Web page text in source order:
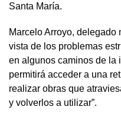
Santa María.
Marcelo Arroyo,
vista de los problemas
en algunos caminos de la
permitirá acceder a una
realizar obras que
y volverlos a utilizar”.